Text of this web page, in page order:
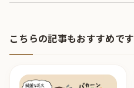
こちらの記事もおすすめです